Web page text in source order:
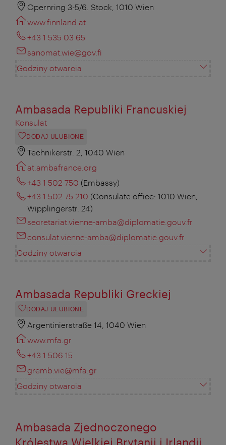
Opernring 3-5/6. Stock, 1010 Wien
www.finnland.at
+43 1 535 03 65
sanomat.wie@gov.fi
Godziny otwarcia
Ambasada Republiki Francuskiej
Konsulat
DODAJ ULUBIONE
Technikerstr. 2, 1040 Wien
at.ambafrance.org
+43 1 502 750 (Embassy)
+43 1 502 75 210 (Consulate office: 1010 Wien,
Wipplingerstr. 24)
secretariat.vienne-amba@diplomatie.gouv.fr
consulat.vienne-amba@diplomatie.gouv.fr
Godziny otwarcia
Ambasada Republiki Greckiej
DODAJ ULUBIONE
Argentinierstraße 14, 1040 Wien
www.mfa.gr
+43 1 506 15
gremb.vie@mfa.gr
Godziny otwarcia
Ambasada Zjednoczonego
Królestwa Wielkiej Brytanii i Irlandii